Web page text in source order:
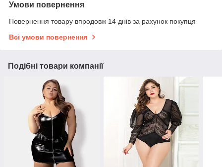
Умови повернення
Повернення товару впродовж 14 днів за рахунок покупця
Всі умови повернення
Подібні товари компанії